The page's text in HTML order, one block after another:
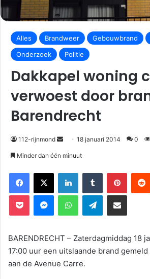
Alles Brandweer Gebouwbrand
Onderzoek
Politie
Dakkapel woning
verwoest door
Barendrecht
112-rijnmond 18 januari 2014 0
Minder dan één minuut
Facebook X LinkedIn Tumblr Pinterest Reddit
Pocket Messenger WhatsApp Telegram Deel via E-mail
BARENDRECHT – Zaterdagmiddag 18
17:00 uur een uitslaande brand
aan de Avenue Carre.